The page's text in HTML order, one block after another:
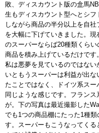
敗、ディスカウント版の盒馬
生もディスカウント型へとシ
しながら商品の半分以上を自
を大幅に下げていきました。
のスーパーならば20種類くら
商品を積み上げているだけです
私は悪夢を見ているのではな
いともうスーパーは利益が出
たことではなく、ドイツ系ス
同じような感じです。フラン
が。下の写真は最近撮影した
でも1つの商品棚にたった1種
す。スーパーもこうなってく